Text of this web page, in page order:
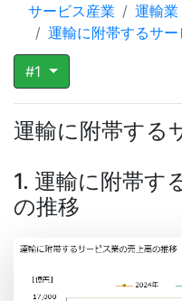
サービス産業
運輸業
運輸に附帯するサー
#1
運輸に附帯する
1. 運輸に附帯す
の推移